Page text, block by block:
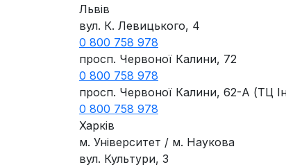
Львів
вул. К. Левицького, 4
0 800 758 978
просп. Червоної Калини, 72
0 800 758 978
просп. Червоної Калини, 62-А (ТЦ
0 800 758 978
Харків
м. Університет / м. Наукова
вул. Культури, 3